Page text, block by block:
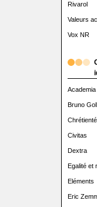
Rivarol
Valeurs
Vox NR
Bruno
Civitas
Dextra
Egalité et
Eléments
Eric